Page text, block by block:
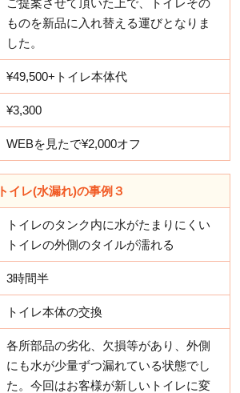
ものを新品に入れ替える運びとなりま
した。
¥49,500+トイレ本体代
¥3,300
WEBを見たで¥2,000オフ
トイレ(水漏れ)の事例３
トイレのタンク内に水がたまりにくい
トイレの外側のタイルが濡れる
3時間半
トイレ本体の交換
各所部品の劣化、欠損等があり、外側
にも水が少量ずつ漏れている状態でし
た。今回はお客様が新しいトイレに変